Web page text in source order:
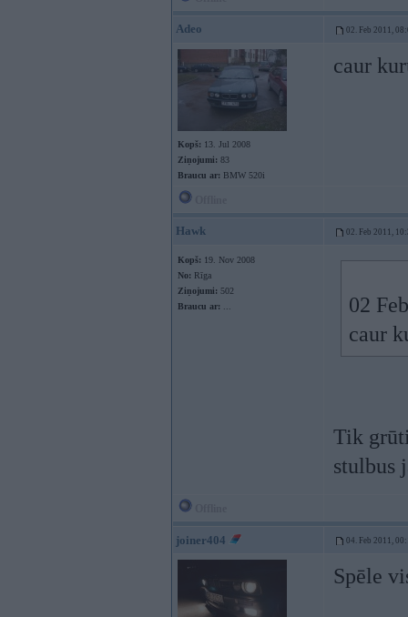
Adeo 02. Feb 2011,
Kopš: 13. Jul 2008
Ziņojumi: 83
Braucu ar: BMW 520i
caur
Hawk 02. Feb 2011,
Kopš: 19. Nov 2008
No: Rīga
Ziņojumi: 502
Braucu ar:
02
caur
Tik
stulbus
joiner404 04. Feb 2011,
Spēle